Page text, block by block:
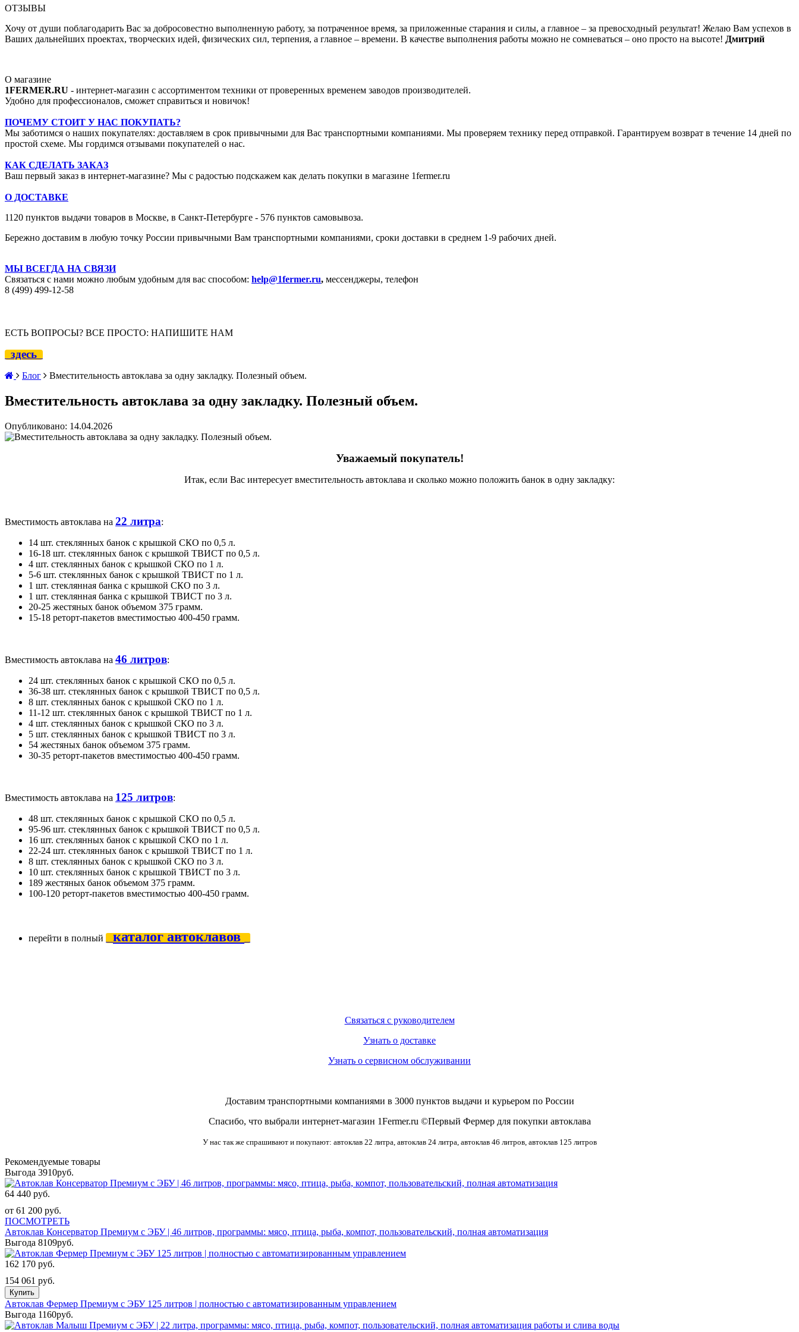
ОТЗЫВЫ
Хочу от души поблагодарить Вас за добросовестно выполненную работу, за потраченное время, за приложенные старания и силы, а главное – за превосходный результат! Желаю Вам успехов в
Ваших дальнейших проектах, творческих идей, физических сил, терпения, а главное – времени. В качестве выполнения работы можно не сомневаться – оно просто на высоте! Дмитрий
О магазине
1FERMER.RU - интернет-магазин с ассортиментом техники от проверенных временем заводов производителей.
Удобно для профессионалов, сможет справиться и новичок!
ПОЧЕМУ СТОИТ У НАС ПОКУПАТЬ?
Мы заботимся о наших покупателях: доставляем в срок привычными для Вас транспортными компаниями. Мы проверяем технику перед отправкой. Гарантируем возврат в течение 14 дней по
простой схеме. Мы гордимся отзывами покупателей о нас.
КАК СДЕЛАТЬ ЗАКАЗ
Ваш первый заказ в интернет-магазине? Мы с радостью подскажем как делать покупки в магазине 1fermer.ru
О ДОСТАВКЕ
1120 пунктов выдачи товаров в Москве, в Санкт-Петербурге - 576 пунктов самовывоза.
Бережно доставим в любую точку России привычными Вам транспортными компаниями, сроки доставки в среднем 1-9 рабочих дней.
МЫ ВСЕГДА НА СВЯЗИ
Связаться с нами можно любым удобным для вас способом: help@1fermer.ru, мессенджеры, телефон
8 (499) 499-12-58
ЕСТЬ ВОПРОСЫ? ВСЕ ПРОСТО: НАПИШИТЕ НАМ
здесь
Блог Вместительность автоклава за одну закладку. Полезный объем.
Вместительность автоклава за одну закладку. Полезный объем.
Опубликовано: 14.04.2026
Уважаемый покупатель!
Итак, если Вас интересует вместительность автоклава и сколько можно положить банок в одну закладку:
Вместимость автоклава на 22 литра:
14 шт. стеклянных банок с крышкой СКО по 0,5 л.
16-18 шт. стеклянных банок с крышкой ТВИСТ по 0,5 л.
4 шт. стеклянных банок с крышкой СКО по 1 л.
5-6 шт. стеклянных банок с крышкой ТВИСТ по 1 л.
1 шт. стеклянная банка с крышкой СКО по 3 л.
1 шт. стеклянная банка с крышкой ТВИСТ по 3 л.
20-25 жестяных банок объемом 375 грамм.
15-18 реторт-пакетов вместимостью 400-450 грамм.
Вместимость автоклава на 46 литров:
24 шт. стеклянных банок с крышкой СКО по 0,5 л.
36-38 шт. стеклянных банок с крышкой ТВИСТ по 0,5 л.
8 шт. стеклянных банок с крышкой СКО по 1 л.
11-12 шт. стеклянных банок с крышкой ТВИСТ по 1 л.
4 шт. стеклянных банок с крышкой СКО по 3 л.
5 шт. стеклянных банок с крышкой ТВИСТ по 3 л.
54 жестяных банок объемом 375 грамм.
30-35 реторт-пакетов вместимостью 400-450 грамм.
Вместимость автоклава на 125 литров:
48 шт. стеклянных банок с крышкой СКО по 0,5 л.
95-96 шт. стеклянных банок с крышкой ТВИСТ по 0,5 л.
16 шт. стеклянных банок с крышкой СКО по 1 л.
22-24 шт. стеклянных банок с крышкой ТВИСТ по 1 л.
8 шт. стеклянных банок с крышкой СКО по 3 л.
10 шт. стеклянных банок с крышкой ТВИСТ по 3 л.
189 жестяных банок объемом 375 грамм.
100-120 реторт-пакетов вместимостью 400-450 грамм.
перейти в полный каталог автоклавов
Связаться с руководителем
Узнать о доставке
Узнать о сервисном обслуживании
Доставим транспортными компаниями в 3000 пунктов выдачи и курьером по России
Спасибо, что выбрали интернет-магазин 1Fermer.ru ©Первый Фермер для покупки автоклава
У нас так же спрашивают и покупают: автоклав 22 литра, автоклав 24 литра, автоклав 46 литров, автоклав 125 литров
Рекомендуемые товары
Выгода 3910руб.
от 61 200 руб.
64 440 руб.
ПОСМОТРЕТЬ
Автоклав Консерватор Премиум с ЭБУ | 46 литров, программы: мясо, птица, рыба, компот, пользовательский, полная автоматизация
Выгода 8109руб.
154 061 руб.
162 170 руб.
Купить
Автоклав Фермер Премиум с ЭБУ 125 литров | полностью с автоматизированным управлением
Выгода 1160руб.